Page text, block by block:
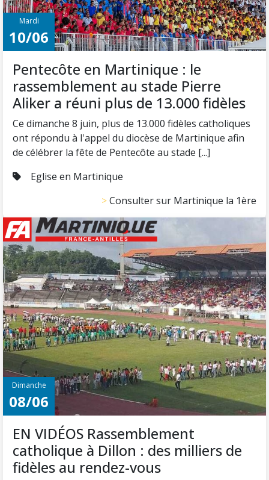
Mardi
10/06
Pentecôte en Martinique : le
rassemblement au stade Pierre
Aliker a réuni plus de 13.000 fidèles
Ce dimanche 8 juin, plus de 13.000 fidèles catholiques
ont répondu à l'appel du diocèse de Martinique afin
de célébrer la fête de Pentecôte au stade [...]
Eglise en Martinique
Consulter sur Martinique la 1ère
Dimanche
08/06
EN VIDÉOS Rassemblement
catholique à Dillon : des milliers de
fidèles au rendez-vous